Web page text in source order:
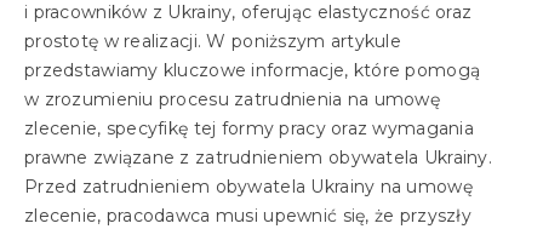
i pracowników z Ukrainy, oferując elastyczność oraz
prostotę w realizacji. W poniższym artykule
przedstawiamy kluczowe informacje, które pomogą
w zrozumieniu procesu zatrudnienia na umowę
zlecenie, specyfikę tej formy pracy oraz wymagania
prawne związane z zatrudnieniem obywatela Ukrainy.
Przed zatrudnieniem obywatela Ukrainy na umowę
zlecenie, pracodawca musi upewnić się, że przyszły